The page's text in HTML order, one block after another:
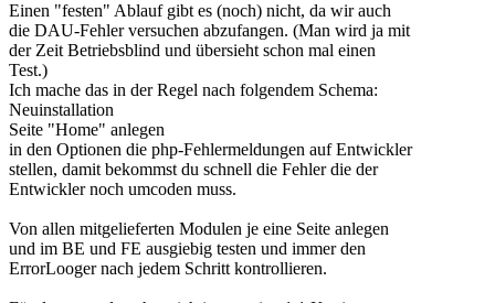
Einen "festen" Ablauf gibt es (noch) nicht, da wir auch
die DAU-Fehler versuchen abzufangen. (Man wird ja mit
der Zeit Betriebsblind und übersieht schon mal einen
Test.)
Ich mache das in der Regel nach folgendem Schema:
Neuinstallation
Seite "Home" anlegen
in den Optionen die php-Fehlermeldungen auf Entwickler
stellen, damit bekommst du schnell die Fehler die der
Entwickler noch umcoden muss.
Von allen mitgelieferten Modulen je eine Seite anlegen
und im BE und FE ausgiebig testen und immer den
ErrorLooger nach jedem Schritt kontrollieren.